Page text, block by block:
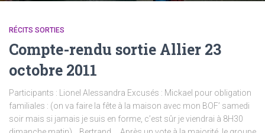
RÉCITS SORTIES
Compte-rendu sortie Allier 23
octobre 2011
Participants : Lionel Alessandra Excusés : Mickael pour obligation
familiales : (on va faire la fête à la maison avec mon BOF’ samedi
soir mais si jamais je suis en forme, c’est sûr je viendrai à 8H30